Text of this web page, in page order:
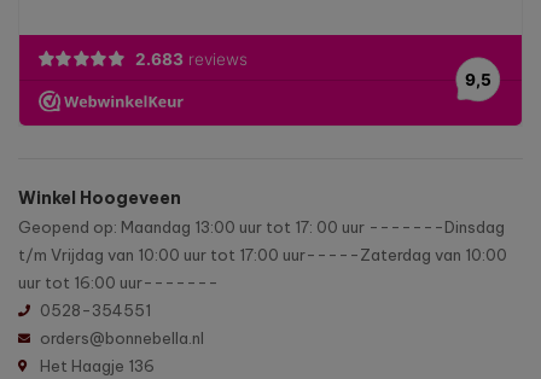
Winkel Hoogeveen
Geopend op: Maandag 13:00 uur tot 17: 00 uur -------Dinsdag
t/m Vrijdag van 10:00 uur tot 17:00 uur-----Zaterdag van 10:00
uur tot 16:00 uur-------
0528-354551
orders@bonnebella.nl
Het Haagje 136